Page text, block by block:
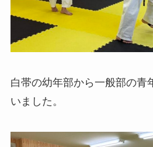
白帯の幼年部から一般部の青
いました。